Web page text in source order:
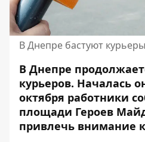
В Днепре бастуют
В Днепре
курьеров. Началась
октября работники
площади Героев
привлечь внимание